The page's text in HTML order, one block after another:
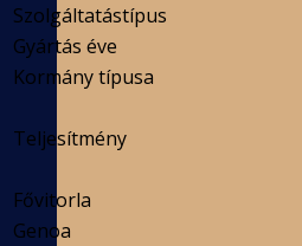
Szolgáltatástípus
Gyártás éve
Kormány típusa
Teljesítmény
Fővitorla
Genoa